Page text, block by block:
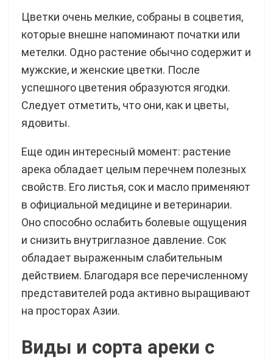
Цветки очень мелкие, собраны в соцветия,
которые внешне напоминают початки или
метелки. Одно растение обычно содержит и
мужские, и женские цветки. После
успешного цветения образуются ягодки.
Следует отметить, что они, как и цветы,
ядовиты.
Еще один интересный момент: растение
арека обладает целым перечнем полезных
свойств. Его листья, сок и масло применяют
в официальной медицине и ветеринарии.
Оно способно ослабить болевые ощущения
и снизить внутриглазное давление. Сок
обладает выраженным слабительным
действием. Благодаря все перечисленному
представителей рода активно выращивают
на просторах Азии.
Виды и сорта ареки с